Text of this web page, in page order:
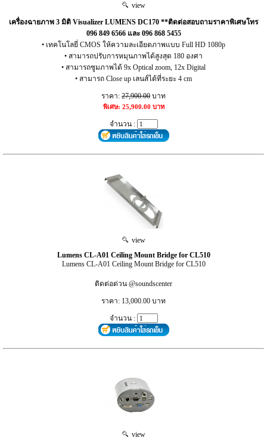
view
เครื่องฉายภาพ 3 มิติ Visualizer LUMENS DC170 **ติดต่อสอบถามราคาพิเศษโทร
096 849 6566 และ 096 868 5455
• เทคโนโลยี่ CMOS ให้ความละเอียดภาพแบบ Full HD 1080p
• สามารถปรับการหมุนภาพได้สูงสุด 180 องศา
• สามารถซูมภาพได้ 9x Optical zoom, 12x Digital
• สามารถ Close up เลนส์ได้ที่ระยะ 4 cm
ราคา: 27,900.00 บาท
พิเศษ: 25,900.00 บาท
จำนวน :
view
Lumens CL-A01 Ceiling Mount Bridge for CL510
Lumens CL-A01 Ceiling Mount Bridge for CL510
ติดต่อด่วน @soundscenter
ราคา: 13,000.00 บาท
จำนวน :
view